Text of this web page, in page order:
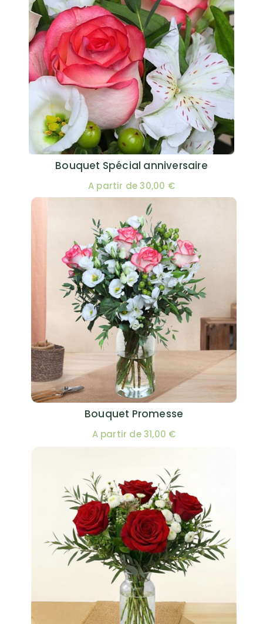
Bouquet Spécial anniversaire
A partir de 30,00 €
Bouquet Promesse
A partir de 31,00 €